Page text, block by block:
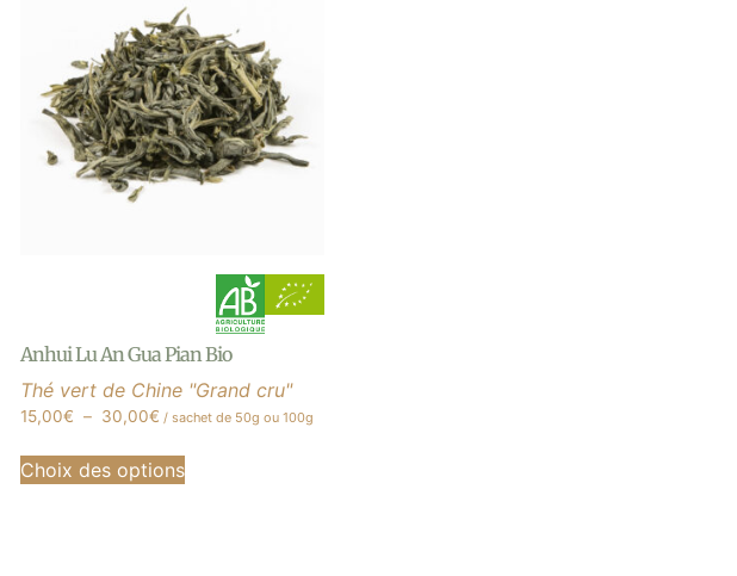
Anhui Lu An Gua Pian Bio
Thé vert de Chine "Grand cru"
15,00€ – 30,00€ / sachet de 50g ou 100g
Choix des options